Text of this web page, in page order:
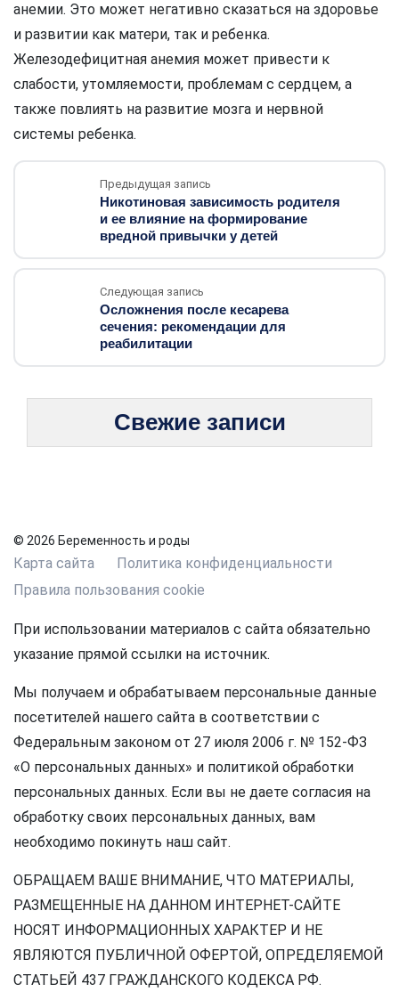
анемии. Это может негативно сказаться на здоровье
и развитии как матери, так и ребенка.
Железодефицитная анемия может привести к
слабости, утомляемости, проблемам с сердцем, а
также повлиять на развитие мозга и нервной
системы ребенка.
Предыдущая запись
Никотиновая зависимость родителя
и ее влияние на формирование
вредной привычки у детей
Следующая запись
Осложнения после кесарева
сечения: рекомендации для
реабилитации
Свежие записи
© 2026 Беременность и роды
Карта сайта
Политика конфиденциальности
Правила пользования cookie
При использовании материалов с сайта обязательно
указание прямой ссылки на источник.
Мы получаем и обрабатываем персональные данные
посетителей нашего сайта в соответствии с
Федеральным законом от 27 июля 2006 г. № 152-ФЗ
«О персональных данных» и политикой обработки
персональных данных. Если вы не даете согласия на
обработку своих персональных данных, вам
необходимо покинуть наш сайт.
ОБРАЩАЕМ ВАШЕ ВНИМАНИЕ, ЧТО МАТЕРИАЛЫ,
РАЗМЕЩЕННЫЕ НА ДАННОМ ИНТЕРНЕТ-САЙТЕ
НОСЯТ ИНФОРМАЦИОННЫХ ХАРАКТЕР И НЕ
ЯВЛЯЮТСЯ ПУБЛИЧНОЙ ОФЕРТОЙ, ОПРЕДЕЛЯЕМОЙ
СТАТЬЕЙ 437 ГРАЖДАНСКОГО КОДЕКСА РФ.